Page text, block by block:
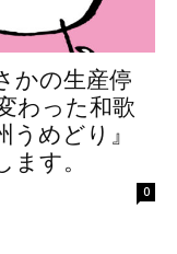
かの生産停
わった和歌
めどり』
す。
0